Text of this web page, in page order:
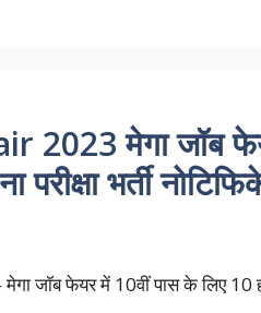
2023 मेगा जॉब
परीक्षा भर्ती
जॉब फेयर में 10वीं पास के लिए 10